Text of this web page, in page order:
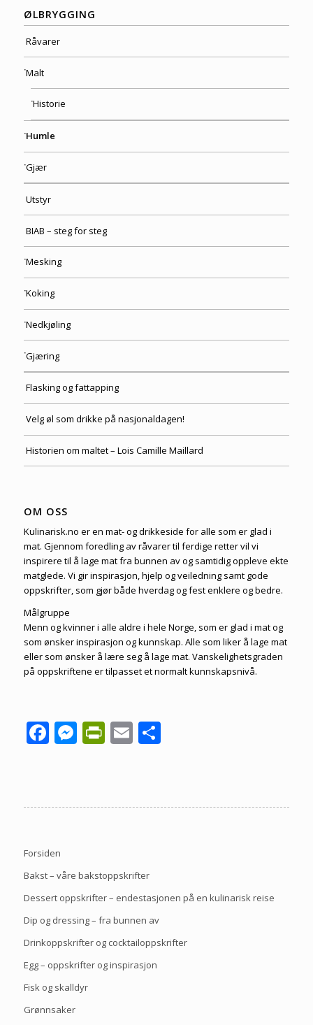
ØLBRYGGING
Råvarer
Malt
Historie
Humle
Gjær
Utstyr
BIAB – steg for steg
Mesking
Koking
Nedkjøling
Gjæring
Flasking og fattapping
Velg øl som drikke på nasjonaldagen!
Historien om maltet – Lois Camille Maillard
OM OSS
Kulinarisk.no er en mat- og drikkeside for alle som er glad i
mat. Gjennom foredling av råvarer til ferdige retter vil vi
inspirere til å lage mat fra bunnen av og samtidig oppleve ekte
matglede. Vi gir inspirasjon, hjelp og veiledning samt gode
oppskrifter, som gjør både hverdag og fest enklere og bedre.
Målgruppe
Menn og kvinner i alle aldre i hele Norge, som er glad i mat og
som ønsker inspirasjon og kunnskap. Alle som liker å lage mat
eller som ønsker å lære seg å lage mat. Vanskelighetsgraden
på oppskriftene er tilpasset et normalt kunnskapsnivå.
Facebook
Messenger
PrintFriendly
EmailShare
Forsiden
Bakst – våre bakstoppskrifter
Dessert oppskrifter – endestasjonen på en kulinarisk reise
Dip og dressing – fra bunnen av
Drinkoppskrifter og cocktailoppskrifter
Egg – oppskrifter og inspirasjon
Fisk og skalldyr
Grønnsaker